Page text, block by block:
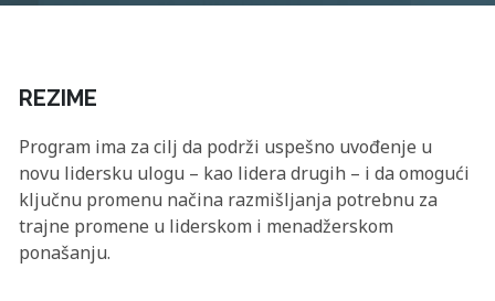
REZIME
Program ima za cilj da podrži uspešno uvođenje u
novu lidersku ulogu – kao lidera drugih – i da omogući
ključnu promenu načina razmišljanja potrebnu za
trajne promene u liderskom i menadžerskom
ponašanju.